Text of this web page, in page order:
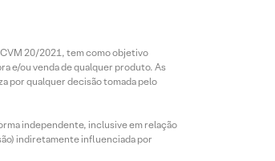
CVM 20/2021, tem como objetivo
e/ou venda de qualquer produto. As
por qualquer decisão tomada pelo
independente, inclusive em relação
indiretamente influenciada por